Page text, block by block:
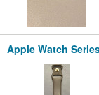
Apple Watch